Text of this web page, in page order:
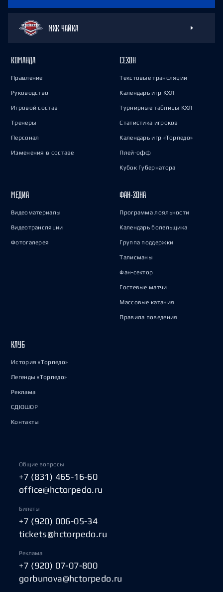
МХК ЧАЙКА
КОМАНДА
Правление
Руководство
Игровой состав
Тренеры
Персонал
Изменения в составе
СЕЗОН
Текстовые трансляции
Календарь игр КХЛ
Турнирные таблицы КХЛ
Статистика игроков
Календарь игр «Торпедо»
Плей-офф
Кубок Губернатора
МЕДИА
Видеоматериалы
Видеотрансляции
Фотогалерея
ФАН-ЗОНА
Программа лояльности
Календарь болельщика
Группа поддержки
Талисманы
Фан-сектор
Гостевые матчи
Массовые катания
Правила поведения
КЛУБ
История «Торпедо»
Легенды «Торпедо»
Реклама
СДЮШОР
Контакты
Общие вопросы
+7 (831) 465-16-60
office@hctorpedo.ru
Билеты
+7 (920) 006-05-34
tickets@hctorpedo.ru
Реклама
+7 (920) 07-07-800
gorbunova@hctorpedo.ru